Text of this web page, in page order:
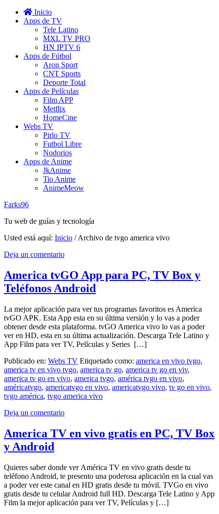
Inicio
Apps de TV
Tele Latino
MXL TV PRO
HN IPTV 6
Apps de Fútbol
Aron Sport
CNT Sports
Deporte Total
Apps de Películas
Film APP
Metflix
HomeCine
Webs TV
Pirlo TV
Futbol Libre
Nodorios
Apps de Anime
JkAnime
Tio Anime
AnimeMeow
Farks96
Tu web de guías y tecnología
Usted está aquí: Inicio /Archivo de tvgo america vivo
Deja un comentario
America tvGO App para PC, TV Box y
Teléfonos Android
La mejor aplicación para ver tus programas favoritos es America
tvGO APK. Esta App esta en su última versión y lo vas a poder
obtener desde esta plataforma. tvGO America vivo lo vas a poder
ver en HD, esta en su última actualización. Descarga Tele Latino y
App Film para ver TV, Películas y Series […]
Publicado en: Webs TV Etiquetado como: america en vivo tvgo,
america tv en vivo tvgo, america tv go, america tv go en viv,
america tv go en vivo, america tvgo, américa tvgo en vivo,
américatvgo, americatvgo en vivo, americatvgo vivo, tv go en vivo,
tvgo américa, tvgo america vivo
Deja un comentario
America TV en vivo gratis en PC, TV Box
y Android
Quieres saber donde ver América TV en vivo gratis desde tu
teléfono Android, te presento una poderosa aplicación en la cual vas
a poder ver este canal en HD gratis desde tu móvil. TVGo en vivo
gratis desde tu celular Android full HD. Descarga Tele Latino y App
Film la mejor aplicación para ver TV, Películas y […]